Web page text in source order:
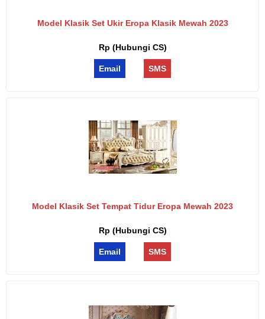
Model Klasik Set Ukir Eropa Klasik Mewah 2023
Rp (Hubungi CS)
Email SMS
Model Klasik Set Tempat Tidur Eropa Mewah 2023
Rp (Hubungi CS)
Email SMS